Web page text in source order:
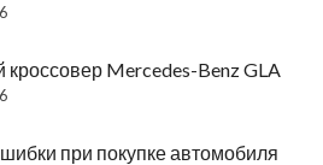
Mercedes-Benz GLA
при покупке автомобиля